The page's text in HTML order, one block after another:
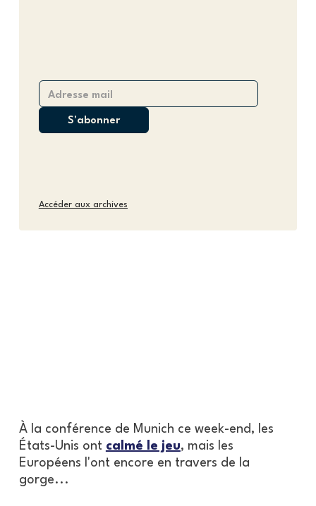
Accéder aux archives
À la conférence de Munich ce week-end, les
États-Unis ont calmé le jeu, mais les
Européens l'ont encore en travers de la
gorge...